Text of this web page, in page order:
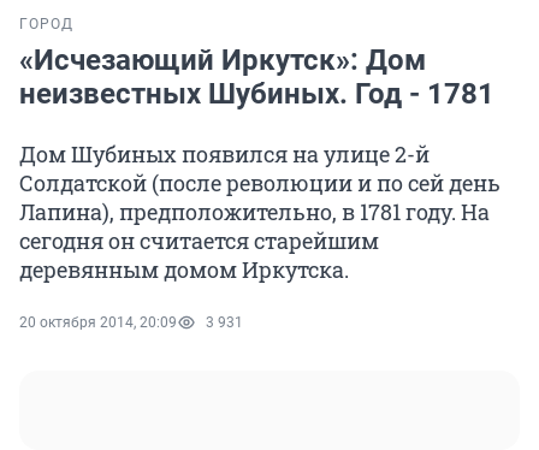
ГОРОД
«Исчезающий Иркутск»: Дом
неизвестных Шубиных. Год - 1781
Дом Шубиных появился на улице 2-й
Солдатской (после революции и по сей день
Лапина), предположительно, в 1781 году. На
сегодня он считается старейшим
деревянным домом Иркутска.
20 октября 2014, 20:09 3 931